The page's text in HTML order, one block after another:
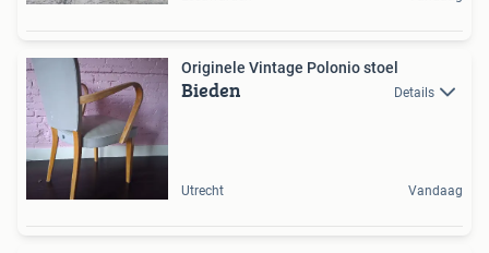
Originele Vintage Polonio stoel
Bieden Details
Utrecht Vandaag